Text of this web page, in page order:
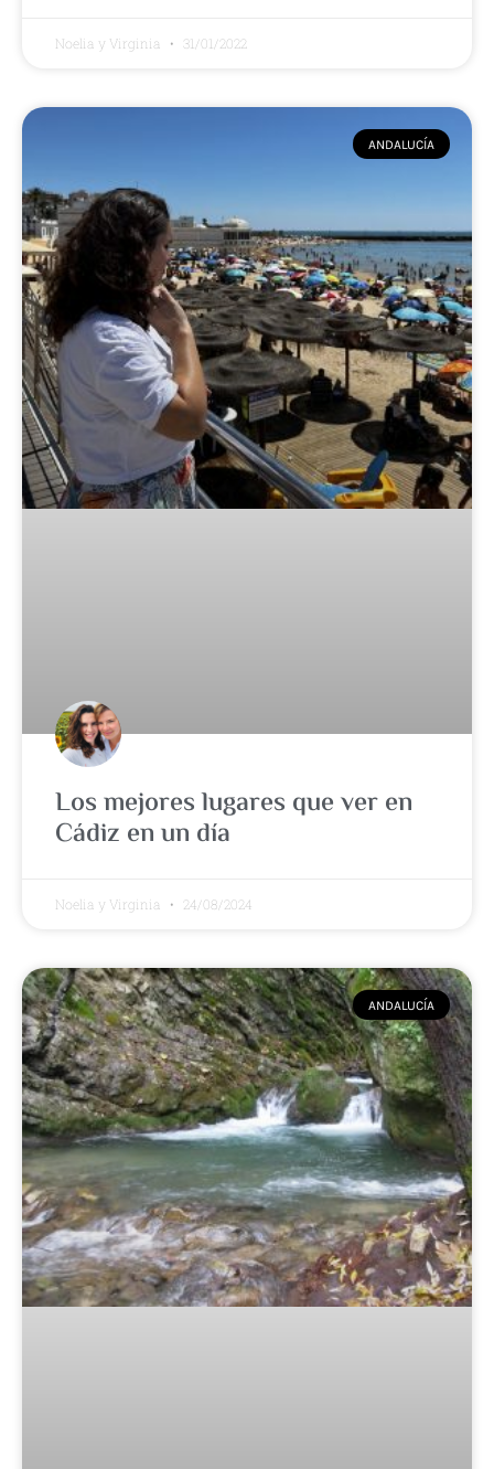
Noelia y Virginia 31/01/2022
ANDALUCÍA
Los mejores lugares que ver en
Cádiz en un día
Noelia y Virginia 24/08/2024
ANDALUCÍA